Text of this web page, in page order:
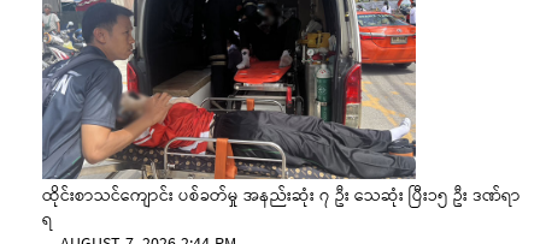
ထိုင်းစာသင်ကျောင်း ပစ်ခတ်မှု အနည်းဆုံး ၇ ဦး သေဆုံး ပြီး၁၅ ဦး ဒဏ်ရာ
ရ